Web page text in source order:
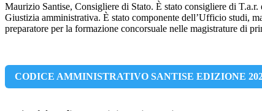
Maurizio Santise, Consigliere di Stato. È stato consigliere di
Giustizia amministrativa. È stato componente dell’Ufficio studi,
preparatore per la formazione concorsuale nelle magistrature di
CODICE AMMINISTRATIVO SANTISE EDIZIONE